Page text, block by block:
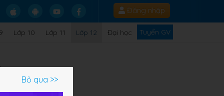
Đăng nhập
Lớp 10 Lớp 11 Lớp 12 Đại học Tuyển GV
Bỏ qua >>